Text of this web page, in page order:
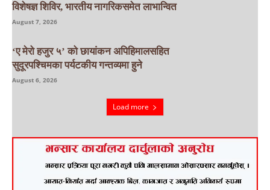
विशेषज्ञ शिविर, भारतीय नागरिकसमेत लाभान्वित
August 7, 2026
‘ए मेरो हजुर ५’ को छायांकन अपिहिमालसहित
सुदूरपश्चिमका पर्यटकीय गन्तव्यमा हुने
August 6, 2026
Load more